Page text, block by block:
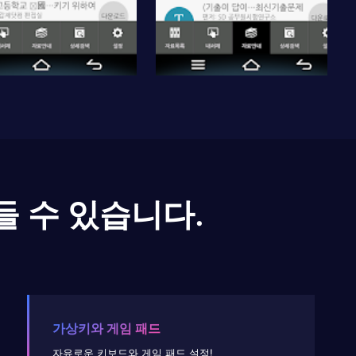
수 있습니다.
가상키와 게임 패드
자유로운 키보드와 게임 패드 설정!